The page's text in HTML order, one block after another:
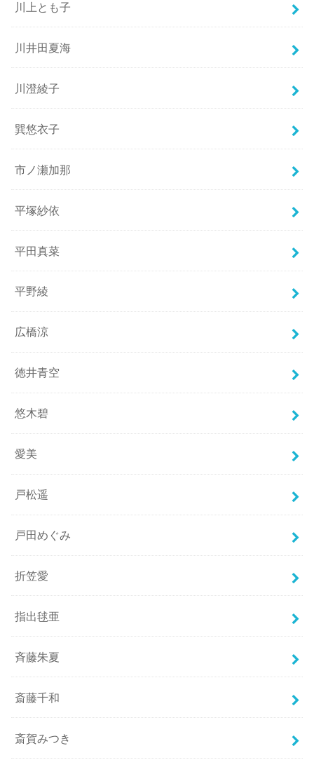
川上とも子
川井田夏海
川澄綾子
巽悠衣子
市ノ瀬加那
平塚紗依
平田真菜
平野綾
広橋涼
徳井青空
悠木碧
愛美
戸松遥
戸田めぐみ
折笠愛
指出毬亜
斉藤朱夏
斎藤千和
斎賀みつき